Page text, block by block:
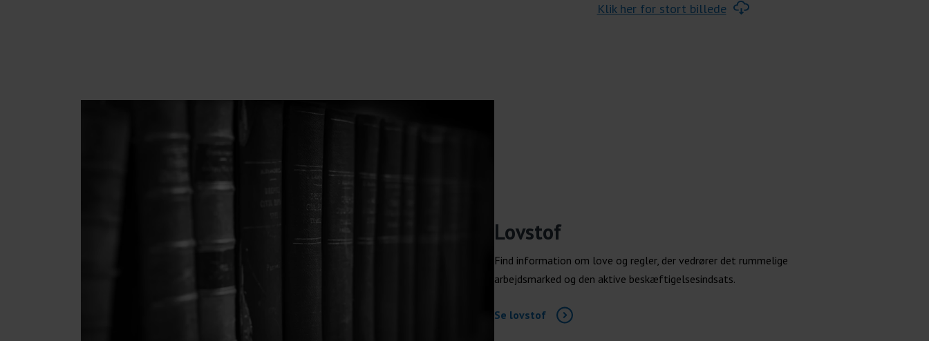
Klik her for stort billede
Lovstof
Find information om love og regler, der vedrører det rummelige
arbejdsmarked og den aktive beskæftigelsesindsats.
Se lovstof